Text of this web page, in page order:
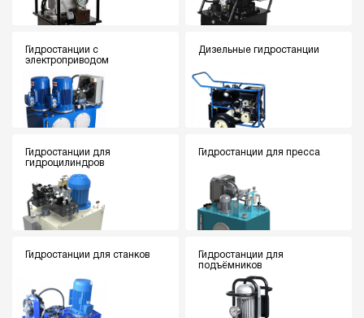
Гидростанции с
электроприводом
Дизельные гидростанции
Гидростанции для
гидроцилиндров
Гидростанции для пресса
Гидростанции для станков
Гидростанции для
подъёмников